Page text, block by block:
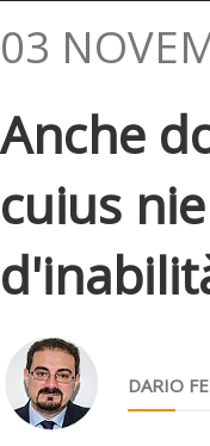
03
Anche
cuius
DARIO